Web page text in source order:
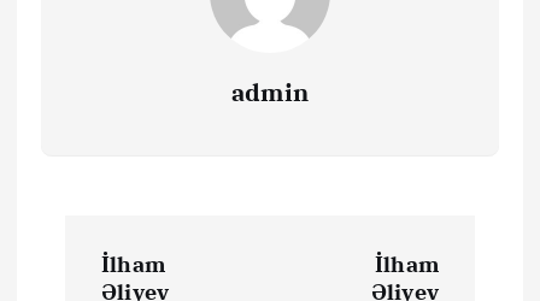
admin
İlham
Əliyev
İlham
Əliyev